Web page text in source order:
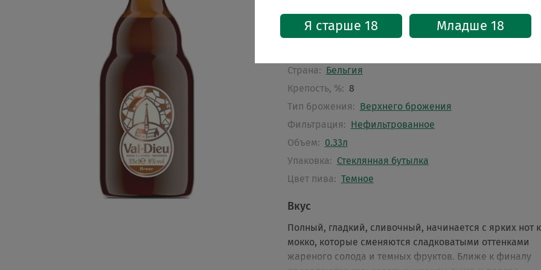
Характеристики
Стиль:
Дюббель
Страна: Бельгия
Крепость, %: 8
Тип брожения: Верхнего брожения
Фильтрация: Нефильтрованное
Объем: 0.33л
Упаковка: Стеклянная бутылка
Цвет пива: Темное
Вкус
Полный, гладкий, сливочный, начинается с ярких нот
мокко, которые сменяются сладковатыми оттенками
жареного солода и темных фруктов. Ближе к финалу
Я старше 18 Младше 18